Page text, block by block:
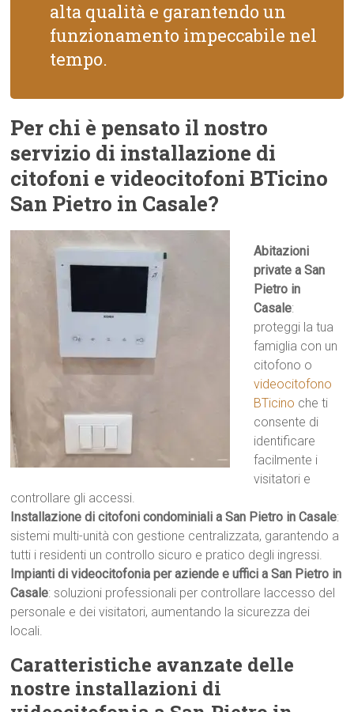
alta qualità e garantendo un
funzionamento impeccabile nel
tempo.
Per chi è pensato il nostro
servizio di installazione di
citofoni e videocitofoni BTicino
San Pietro in Casale?
Abitazioni
private a San
Pietro in
Casale:
proteggi la tua
famiglia con un
citofono o
videocitofono
BTicino che ti
consente di
identificare
facilmente i
visitatori e
controllare gli accessi.
Installazione di citofoni condominiali a San Pietro in Casale:
sistemi multi-unità con gestione centralizzata, garantendo a
tutti i residenti un controllo sicuro e pratico degli ingressi.
Impianti di videocitofonia per aziende e uffici a San Pietro in
Casale: soluzioni professionali per controllare laccesso del
personale e dei visitatori, aumentando la sicurezza dei
locali.
Caratteristiche avanzate delle
nostre installazioni di